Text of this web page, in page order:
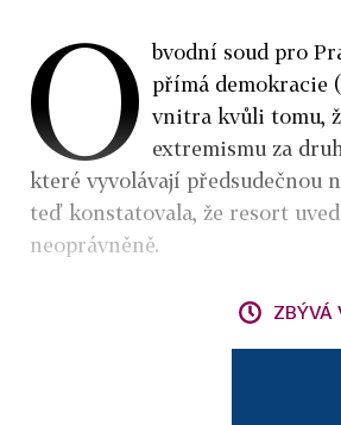
O bvodní soud pro
přímá demokracie
vnitra kvůli tomu,
extremismu za
které vyvolávají předsudečnou
teď konstatovala, že resort
neoprávněně.
ZBÝVÁ